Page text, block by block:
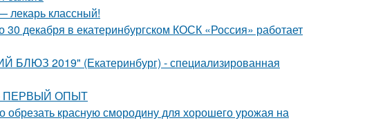
лекарь классный!
30 декабря в екатеринбургском КОСК «Россия» работает
2019" (Екатеринбург) - специализированная
ПЕРВЫЙ ОПЫТ
красную смородину для хорошего урожая на